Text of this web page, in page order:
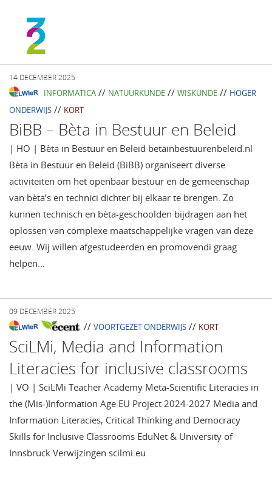
14 DECEMBER 2025
INFORMATICA // NATUURKUNDE //WISKUNDE // HOGER
ONDERWIJS // KORT
BiBB – Bèta in Bestuur en Beleid
| HO | Bèta in Bestuur en Beleid betainbestuurenbeleid.nl
Bèta in Bestuur en Beleid (BiBB) organiseert diverse
activiteiten om het openbaar bestuur en de gemeenschap
van bèta’s en technici dichter bij elkaar te brengen. Zo
kunnen technisch en bèta-geschoolden bijdragen aan het
oplossen van complexe maatschappelijke vragen van deze
eeuw. Wij willen afgestudeerden en promovendi graag
helpen…
09 DECEMBER 2025
// VOORTGEZET ONDERWIJS// KORT
SciLMi, Media and Information
Literacies for inclusive classrooms
| VO | SciLMi Teacher Academy Meta-Scientific Literacies in
the (Mis-)Information Age EU Project 2024-2027 Media and
Information Literacies, Critical Thinking and Democracy
Skills for Inclusive Classrooms EduNet & University of
Innsbruck Verwijzingen scilmi.eu